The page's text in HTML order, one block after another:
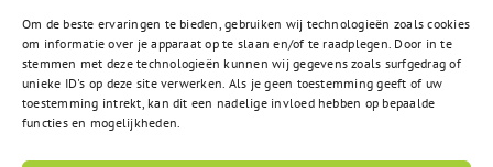
Om de beste ervaringen te bieden, gebruiken wij technologieën zoals cookies
om informatie over je apparaat op te slaan en/of te raadplegen. Door in te
stemmen met deze technologieën kunnen wij gegevens zoals surfgedrag of
unieke ID's op deze site verwerken. Als je geen toestemming geeft of uw
toestemming intrekt, kan dit een nadelige invloed hebben op bepaalde
functies en mogelijkheden.